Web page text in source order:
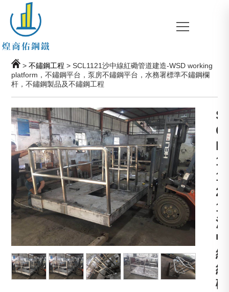
>不鏽鋼工程 > SCL1121沙中線紅磡管道建造-WSD working
platform，不鏽鋼平台，泵房不鏽鋼平台，水務署標準不鏽鋼欄
杆，不鏽鋼製品及不鏽鋼工程
S
C
L
1
1
2
1
沙
中
線
紅
磡